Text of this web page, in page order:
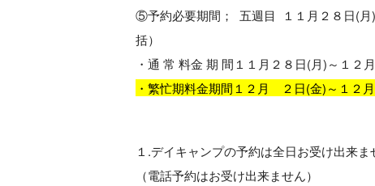
⑤予約必要期間； 五週目 １１月２８日(
括）
・通 常 料金 期 間１１月２８日(月)～１２
・繁忙期料金期間１２月 ２日(金)～１２
１.デイキャンプの予約は全日お受け出来ま
（電話予約はお受け出来ません）